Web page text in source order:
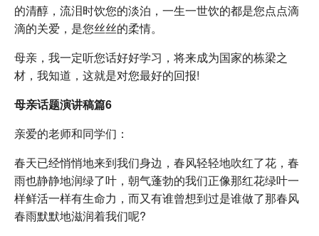
的清醇，流泪时饮您的淡泊，一生一世饮的都是您点点滴
滴的关爱，是您丝丝的柔情。
母亲，我一定听您话好好学习，将来成为国家的栋梁之
材，我知道，这就是对您最好的回报!
母亲话题演讲稿篇6
亲爱的老师和同学们：
春天已经悄悄地来到我们身边，春风轻轻地吹红了花，春
雨也静静地润绿了叶，朝气蓬勃的我们正像那红花绿叶一
样鲜活一样有生命力，而又有谁曾想到过是谁做了那春风
春雨默默地滋润着我们呢?